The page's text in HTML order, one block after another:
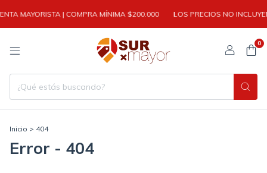
MAYORISTA | COMPRA MÍNIMA $200.000 LOS PRECIOS NO
0
Inicio > 404
Error - 404